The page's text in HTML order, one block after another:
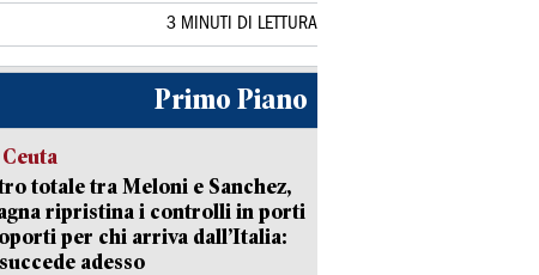
3 MINUTI DI LETTURA
Primo Piano
totale tra Meloni e Sanchez,
ripristina i controlli in porti
per chi arriva dall’Italia:
adesso